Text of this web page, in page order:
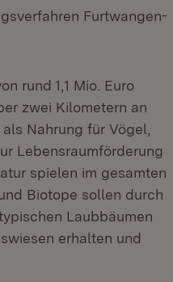
Furtwangen-
rund 1,1 Mio. Euro
zwei Kilometern an
Nahrung für Vögel,
Lebensraumförderung
spielen im gesamten
Biotope sollen durch
Laubbäumen
erhalten und